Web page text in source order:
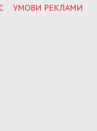
УМОВИ РЕКЛАМИ